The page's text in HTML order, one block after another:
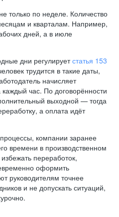
только по неделе. Количество
и кварталам. Например,
дней, а в июле
дни регулируетстатья 153
трудится в такие даты,
начисляет
час. По договорённости
выходной — тогда
а оплата идёт
компании заранее
времени в производственном
переработок,
оформить
руководителям точнее
и не допускать ситуаций,